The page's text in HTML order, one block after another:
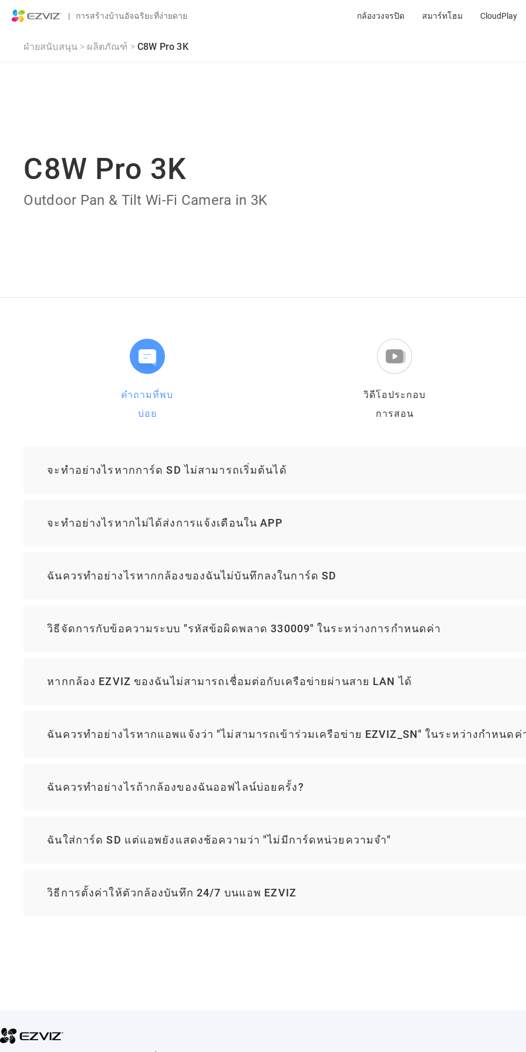
| การสร้างบ้านอัจฉริยะที่ง่ายดาย กล้องวงจรปิด สมาร์ทโฮม CloudPlay
ฝ่ายสนับสนุน > ผลิตภัณฑ์ > C8W Pro 3K
C8W Pro 3K
Outdoor Pan & Tilt Wi-Fi Camera in 3K
คำถามที่พบ
บ่อย
วิดีโอประกอบ
การสอน
จะทําอย่างไรหากการ์ด SD ไม่สามารถเริ่มต้นได้
จะทําอย่างไรหากไม่ได้ส่งการแจ้งเตือนใน APP
ฉันควรทำอย่างไรหากกล้องของฉันไม่บันทึกลงในการ์ด SD
วิธีจัดการกับข้อความระบบ "รหัสข้อผิดพลาด 330009" ในระหว่างการกำหนดค่า
หากกล้อง EZVIZ ของฉันไม่สามารถเชื่อมต่อกับเครือข่ายผ่านสาย LAN ได้
ฉันควรทำอย่างไรหากแอพแจ้งว่า "ไม่สามารถเข้าร่วมเครือข่าย EZVIZ_SN" ในระหว่างกำหนดค่
ฉันควรทำอย่างไรถ้ากล้องของฉันออฟไลน์บ่อยครั้ง?
ฉันใส่การ์ด SD แต่แอพยังแสดงช้อความว่า "ไม่มีการ์ดหน่วยความจำ"
วิธีการตั้งค่าให้ตัวกล้องบันทึก 24/7 บนแอพ EZVIZ